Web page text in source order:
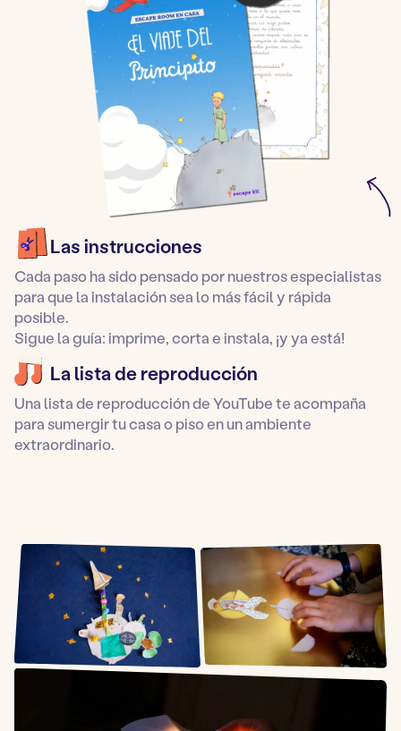
Las instrucciones
Cada paso ha sido pensado por nuestros especialistas
para que la instalación sea lo más fácil y rápida
posible.
Sigue la guía: imprime, corta e instala, ¡y ya está!
La lista de reproducción
Una lista de reproducción de YouTube te acompaña
para sumergir tu casa o piso en un ambiente
extraordinario.